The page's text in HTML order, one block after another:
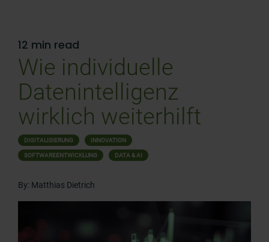
12 min read
Wie individuelle
Datenintelligenz
wirklich weiterhilft
DIGITALISIERUNG INNOVATION
SOFTWAREENTWICKLUNG DATA & AI
By: Matthias Dietrich